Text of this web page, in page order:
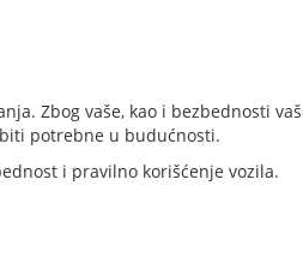
Zbog vaše, kao i bezbednosti
potrebne u budućnosti.
i pravilno korišćenje vozila.